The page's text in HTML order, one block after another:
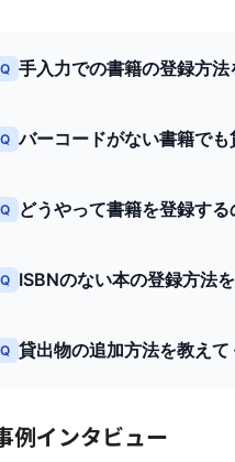
手入力での書籍の登録方
バーコードがない書籍で
どうやって書籍を登録する
ISBNのない本の登録方法
貸出物の追加方法を教えて
例インタビュー